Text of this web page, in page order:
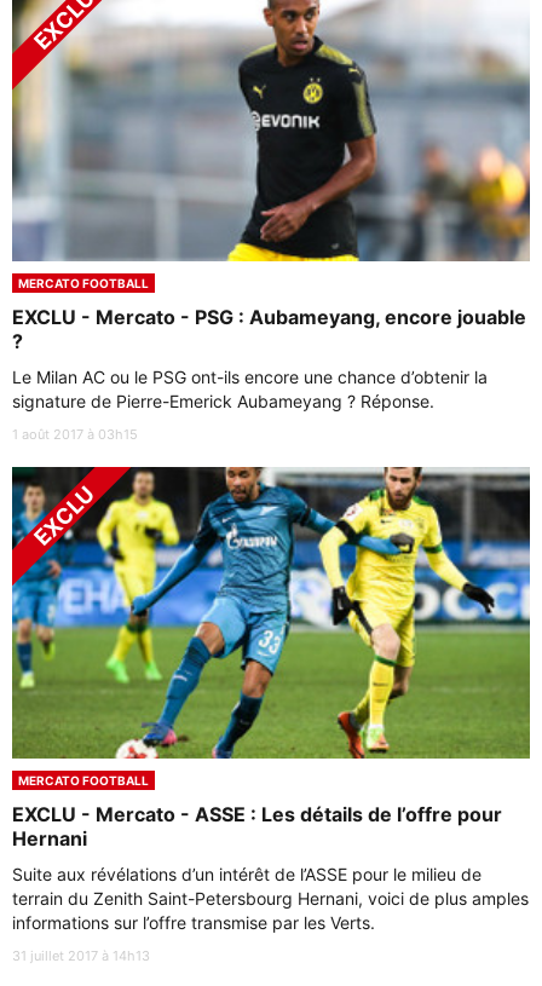
MERCATO FOOTBALL
EXCLU - Mercato - PSG : Aubameyang, encore jouable
?
Le Milan AC ou le PSG ont-ils encore une chance d’obtenir la
signature de Pierre-Emerick Aubameyang ? Réponse.
1 août 2017 à 03h15
MERCATO FOOTBALL
EXCLU - Mercato - ASSE : Les détails de l’offre pour
Hernani
Suite aux révélations d’un intérêt de l’ASSE pour le milieu de
terrain du Zenith Saint-Petersbourg Hernani, voici de plus amples
informations sur l’offre transmise par les Verts.
31 juillet 2017 à 14h13